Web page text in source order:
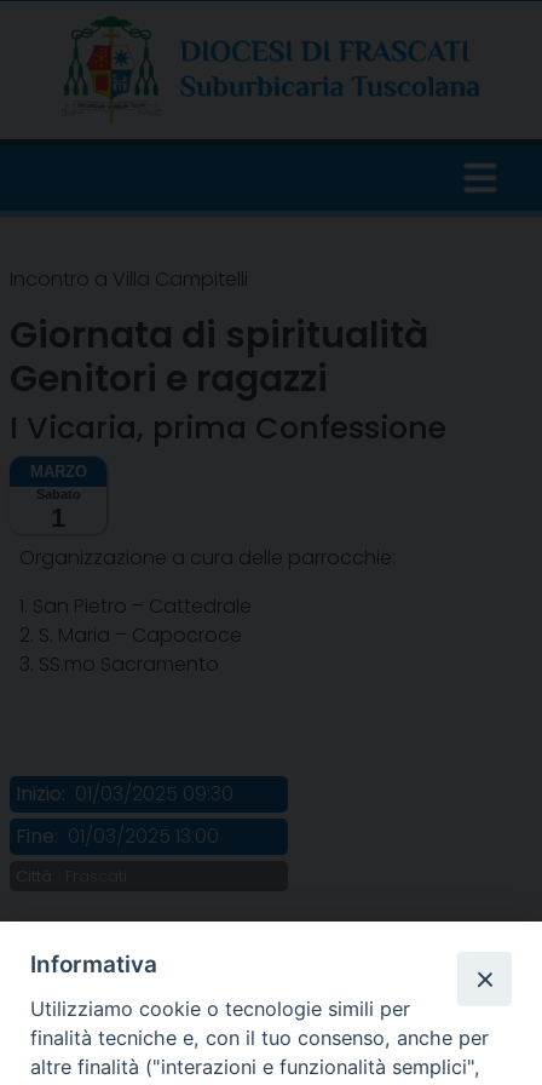
content
Incontro a Villa Campitelli
Giornata di spiritualità
Genitori e ragazzi
I Vicaria, prima Confessione
Sabato
1
Organizzazione a cura delle parrocchie:
1. San Pietro – Cattedrale
2. S. Maria – Capocroce
3. SS.mo Sacramento
Inizio: 01/03/2025 09:30
Fine: 01/03/2025 13:00
Informativa
Utilizziamo cookie o tecnologie simili per
finalità tecniche e, con il tuo consenso, anche per
altre finalità ("interazioni e funzionalità semplici",